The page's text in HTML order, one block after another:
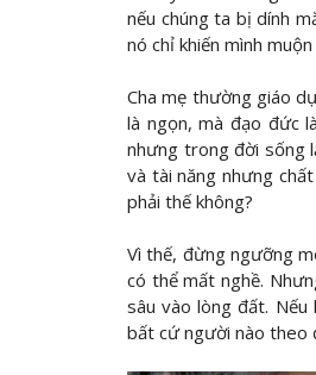
nếu chúng ta bị dính
nó chỉ khiến mình
Cha mẹ thường giáo
là ngọn, mà đạo đức
nhưng trong đời sống
và tài năng nhưng
phải thế không?
Vì thế, đừng ngưỡng
có thể mất nghề.
sâu vào lòng đất.
bất cứ người nào theo